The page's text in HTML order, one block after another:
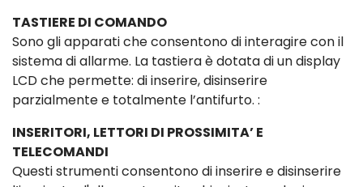
TASTIERE DI COMANDO
Sono gli apparati che consentono di interagire con il
sistema di allarme. La tastiera è dotata di un display
LCD che permette: di inserire, disinserire
parzialmente e totalmente l’antifurto. :
INSERITORI, LETTORI DI PROSSIMITA’ E
TELECOMANDI
Questi strumenti consentono di inserire e disinserire